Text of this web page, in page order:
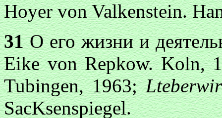
Hoyer von Valkenstein.
31О его жизни и
Eike von Repkow. Koln,
Tubingen, 1963;
SacKsenspiegel.